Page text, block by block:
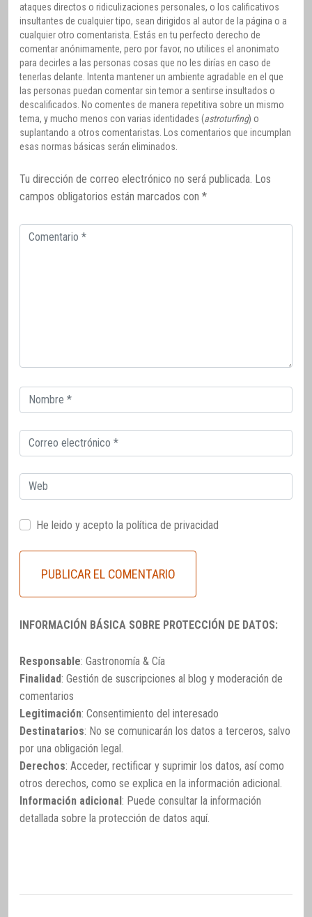
ataques directos o ridiculizaciones personales, o los calificativos
insultantes de cualquier tipo, sean dirigidos al autor de la página o a
cualquier otro comentarista. Estás en tu perfecto derecho de
comentar anónimamente, pero por favor, no utilices el anonimato
para decirles a las personas cosas que no les dirías en caso de
tenerlas delante. Intenta mantener un ambiente agradable en el que
las personas puedan comentar sin temor a sentirse insultados o
descalificados. No comentes de manera repetitiva sobre un mismo
tema, y mucho menos con varias identidades (astroturfing) o
suplantando a otros comentaristas. Los comentarios que incumplan
esas normas básicas serán eliminados.
Tu dirección de correo electrónico no será publicada. Los
campos obligatorios están marcados con *
Comentario
Correo
electrónico
Correo
electrónico
Web
He leido y acepto la política de privacidad
INFORMACIÓN BÁSICA SOBRE PROTECCIÓN DE DATOS:
Responsable: Gastronomía & Cía
Finalidad: Gestión de suscripciones al blog y moderación de
comentarios
Legitimación: Consentimiento del interesado
Destinatarios: No se comunicarán los datos a terceros, salvo
por una obligación legal.
Derechos: Acceder, rectificar y suprimir los datos, así como
otros derechos, como se explica en la información adicional.
Información adicional: Puede consultar la información
detallada sobre la protección de datos aquí.